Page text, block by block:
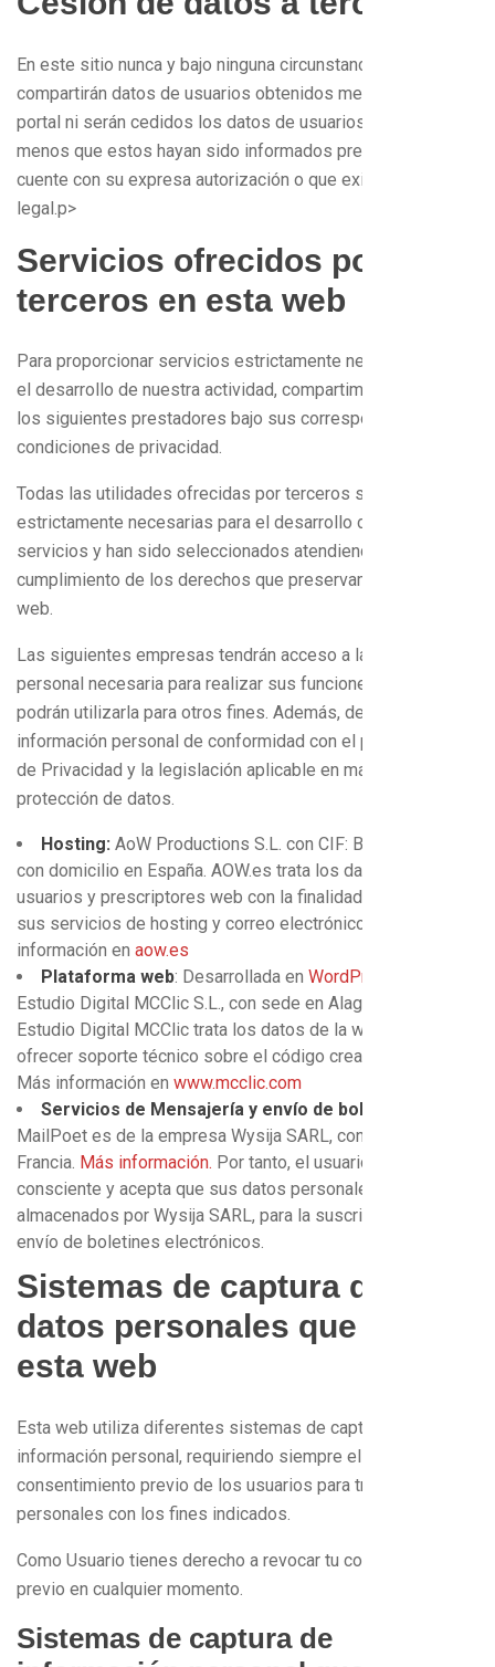
En este sitio nunca y bajo ninguna circunstancia se
compartirán datos de usuarios obtenidos mediante este
portal ni serán cedidos los datos de usuarios a terceros a
menos que estos hayan sido informados previamente y se
cuente con su expresa autorización o que exista obligación
legal.p>
Servicios ofrecidos por
terceros en esta web
Para proporcionar servicios estrictamente necesarios para
el desarrollo de nuestra actividad, compartimos datos con
los siguientes prestadores bajo sus correspondientes
condiciones de privacidad.
Todas las utilidades ofrecidas por terceros son
estrictamente necesarias para el desarrollo de nuestros
servicios y han sido seleccionados atendiendo al
cumplimiento de los derechos que preservamos en esta
web.
Las siguientes empresas tendrán acceso a la información
personal necesaria para realizar sus funciones, pero no
podrán utilizarla para otros fines. Además, deberán tratar la
información personal de conformidad con el presente Aviso
de Privacidad y la legislación aplicable en materia de
protección de datos.
Hosting: AoW Productions S.L. con CIF: B-63201727 y
con domicilio en España. AOW.es trata los datos de
usuarios y prescriptores web con la finalidad de realizar
sus servicios de hosting y correo electrónico. Más
información en aow.es
Plataforma web: Desarrollada en WordPress
Estudio Digital MCClic S.L., con sede en Alagón, Zaragoza.
Estudio Digital MCClic trata los datos de la web para
ofrecer soporte técnico sobre el código creado por ellos.
Más información en www.mcclic.com
Servicios de Mensajería y envío de boletines
MailPoet es de la empresa Wysija SARL, con domicilio en
Francia. Más información. Por tanto, el usuario es
consciente y acepta que sus datos personales serán
almacenados por Wysija SARL, para la suscripción y el
envío de boletines electrónicos.
Sistemas de captura de
datos personales que recoge
esta web
Esta web utiliza diferentes sistemas de captura de
información personal, requiriendo siempre el
consentimiento previo de los usuarios para tratar sus datos
personales con los fines indicados.
Como Usuario tienes derecho a revocar tu consentimiento
previo en cualquier momento.
Sistemas de captura de